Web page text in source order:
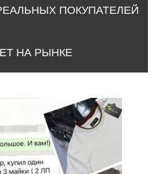
ПОКУПАТЕЛЕЙ
НА РЫНКЕ